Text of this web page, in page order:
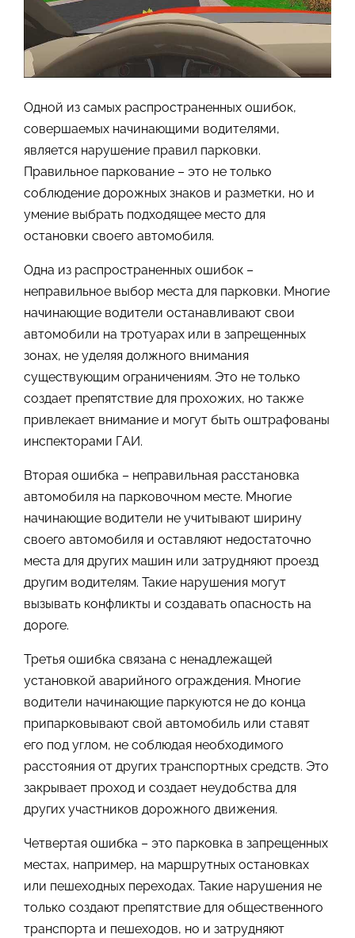
Одной из самых распространенных ошибок,
совершаемых начинающими водителями,
является нарушение правил парковки.
Правильное паркование – это не только
соблюдение дорожных знаков и разметки, но и
умение выбрать подходящее место для
остановки своего автомобиля.
Одна из распространенных ошибок –
неправильное выбор места для парковки. Многие
начинающие водители останавливают свои
автомобили на тротуарах или в запрещенных
зонах, не уделяя должного внимания
существующим ограничениям. Это не только
создает препятствие для прохожих, но также
привлекает внимание и могут быть оштрафованы
инспекторами ГАИ.
Вторая ошибка – неправильная расстановка
автомобиля на парковочном месте. Многие
начинающие водители не учитывают ширину
своего автомобиля и оставляют недостаточно
места для других машин или затрудняют проезд
другим водителям. Такие нарушения могут
вызывать конфликты и создавать опасность на
дороге.
Третья ошибка связана с ненадлежащей
установкой аварийного ограждения. Многие
водители начинающие паркуются не до конца
припарковывают свой автомобиль или ставят
его под углом, не соблюдая необходимого
расстояния от других транспортных средств. Это
закрывает проход и создает неудобства для
других участников дорожного движения.
Четвертая ошибка – это парковка в запрещенных
местах, например, на маршрутных остановках
или пешеходных переходах. Такие нарушения не
только создают препятствие для общественного
транспорта и пешеходов, но и затрудняют